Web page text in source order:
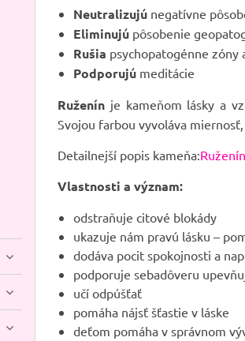
Neutralizujú negatívne
Eliminujú pôsobenie
Rušia psychopatogénne zóny
Podporujú meditácie
Ruženín je kameňom lásky a
Svojou farbou vyvoláva
Detailnejší popis kameňa:Ruženín
Vlastnosti a význam:
odstraňuje citové blokády
ukazuje nám pravú lásku –
dodáva pocit spokojnosti a
podporuje sebadôveru
učí odpúšťať
pomáha nájsť šťastie v láske
deťom pomáha v správnom